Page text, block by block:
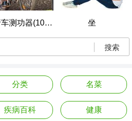
自行车测功器(100W，轻度用力) 坐
搜索
分类 名菜
疾病百科 健康